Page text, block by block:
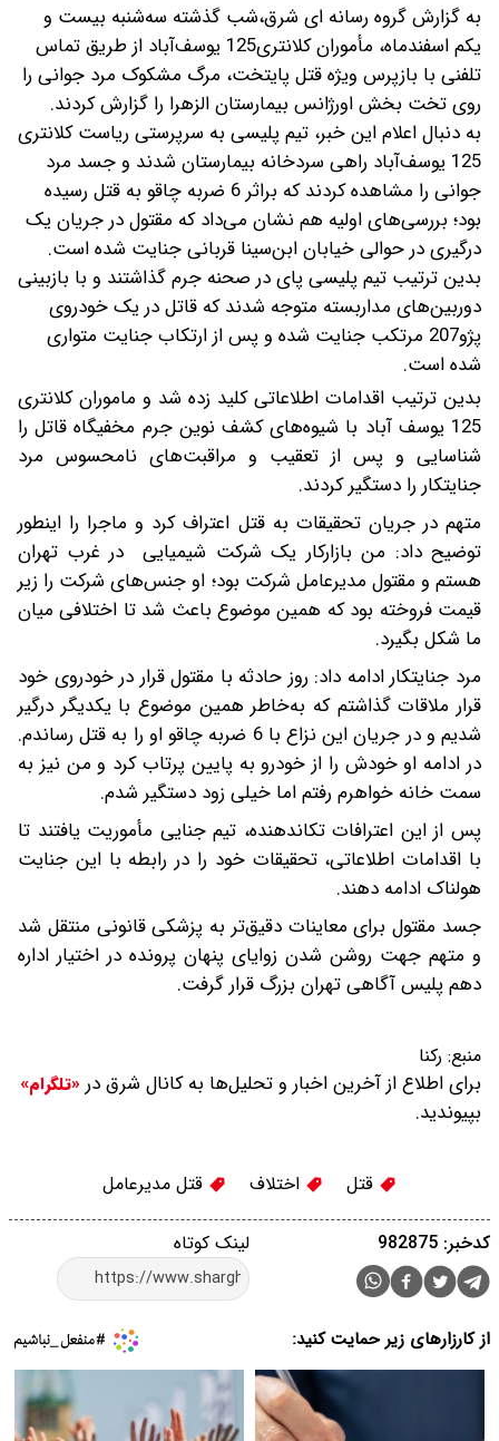
به گزارش گروه رسانه ای شرق،شب گذشته سه‌شنبه بیست و
یکم اسفندماه، مأموران کلانتری125 یوسف‌آباد از طریق تماس
تلفنی با بازپرس ویژه قتل پایتخت، مرگ مشکوک مرد جوانی را
روی تخت بخش اورژانس بیمارستان الزهرا را گزارش کردند.
​به دنبال اعلام این خبر، تیم پلیسی به سرپرستی ریاست کلانتری
125 یوسف‌آباد راهی سردخانه بیمارستان شدند و جسد مرد
جوانی را مشاهده کردند که براثر 6 ضربه چاقو به قتل رسیده
بود؛ بررسی‌های اولیه هم نشان می‌داد که مقتول در جریان یک
درگیری در حوالی خیابان ابن‌سینا قربانی جنایت شده است.
بدین ترتیب تیم پلیسی پای در صحنه جرم گذاشتند و با بازبینی
دوربین‌های مداربسته متوجه شدند که قاتل در یک خودروی
پژو207 مرتکب جنایت شده و پس از ارتکاب جنایت متواری
شده است.
بدین ترتیب اقدامات اطلاعاتی کلید زده شد و ماموران کلانتری
125 یوسف آباد با شیوه‌های کشف نوین جرم مخفیگاه قاتل را
شناسایی و پس از تعقیب و مراقبت‌های نامحسوس مرد
جنایتکار را دستگیر کردند.
متهم در جریان تحقیقات به قتل اعتراف کرد و ماجرا را اینطور
توضیح داد: من بازارکار یک شرکت شیمیایی در غرب تهران
هستم و مقتول مدیرعامل شرکت بود؛ او جنس‌های شرکت را زیر
قیمت فروخته بود که همین موضوع باعث شد تا اختلافی میان
ما شکل بگیرد.
مرد جنایتکار ادامه داد: روز حادثه با مقتول قرار در خودروی خود
قرار ملاقات گذاشتم که به‌خاطر همین موضوع با یکدیگر درگیر
شدیم و در جریان این نزاع با 6 ضربه چاقو او را به قتل رساندم.
در ادامه او خودش را از خودرو به پایین پرتاب کرد و من نیز به
سمت خانه خواهرم رفتم اما خیلی زود دستگیر شدم.
پس از این اعترافات تکاندهنده، تیم جنایی مأموریت یافتند تا
با اقدامات اطلاعاتی، تحقیقات خود را در رابطه با این جنایت
هولناک ادامه دهند.
جسد مقتول برای معاینات دقیق‌تر به پزشکی قانونی منتقل شد
و متهم جهت روشن شدن زوایای پنهان پرونده در اختیار اداره
دهم پلیس آگاهی تهران بزرگ قرار گرفت.
منبع: رکنا
برای اطلاع از آخرین اخبار و تحلیل‌ها به کانال شرق در «تلگرام»
بپیوندید.
قتل اختلاف قتل مدیرعامل
لینک کوتاه کدخبر: 982875
از کارزارهای زیر حمایت کنید: